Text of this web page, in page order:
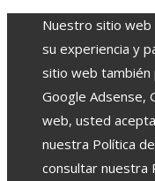
Nuestro sitio web
su experiencia y
sitio web también
Google Adsense,
web, usted
nuestra Política
consultar nuestra